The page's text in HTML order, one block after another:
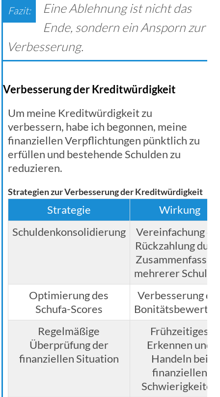
Eine Ablehnung ist nicht das
Ende, sondern ein Ansporn zur
Verbesserung.
Verbesserung der Kreditwürdigkeit
Um meine Kreditwürdigkeit zu
verbessern, habe ich begonnen, meine
finanziellen Verpflichtungen pünktlich zu
erfüllen und bestehende Schulden zu
reduzieren.
Strategien zur Verbesserung der Kreditwürdigkeit
Strategie
Wirkung
Schuldenkonsolidierung
Vereinfachung
Rückzahlung
mehrerer
Optimierung des
Schufa-Scores
Verbesserung
Regelmäßige
Überprüfung der
finanziellen Situation
Frühzeitiges
Erkennen und
Handeln bei
finanziellen
Schwierigkeiten